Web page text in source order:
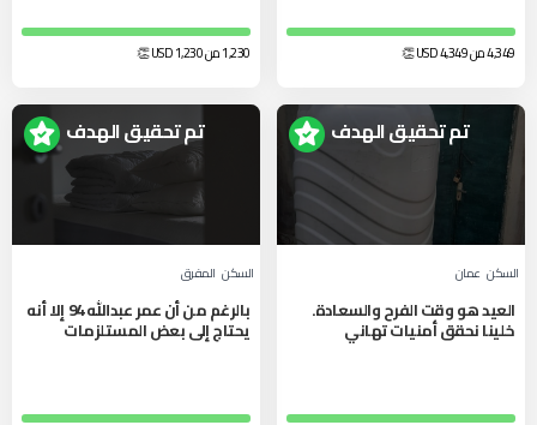
4,349 من 4,349 USD
👏 1,230 من 1,230 USD
👏
تم تحقيق الهدف
السكن عمان
العيد هو وقت الفرح والسعادة.
خلينا نحقق أمنيات تهاني
تم تحقيق الهدف
السكن المفرق
بالرغم من أن عمر عبدالله 94 إلا أنه
يحتاج إلى بعض المستلزمات